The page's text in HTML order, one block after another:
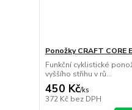
Ponožky CRAFT CORE
Funkční cyklistické
vyššího střihu v rů...
450 Kč/ks
372 Kč bez DPH